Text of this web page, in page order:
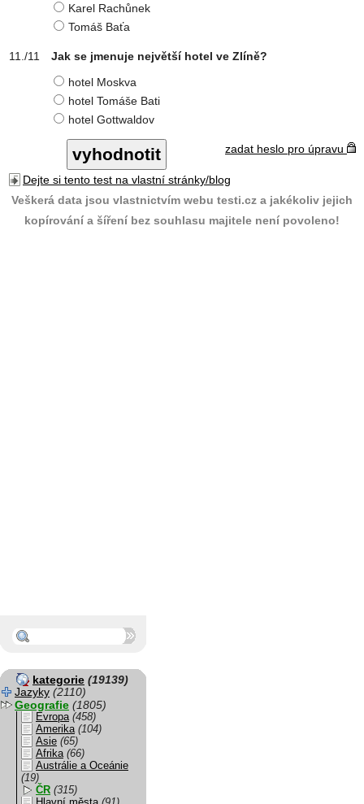
Karel Rachůnek
Tomáš Baťa
Jak se jmenuje největší hotel ve Zlíně?
hotel Moskva
hotel Tomáše Bati
hotel Gottwaldov
zadat heslo pro úpravu
Dejte si tento test na vlastní stránky/blog
Veškerá data jsou vlastnictvím webu testi.cz a jakékoliv jejich
kopírování a šíření bez souhlasu majitele není povoleno!
kategorie (19139)
Jazyky (2110)
Geografie (1805)
Evropa (458)
Amerika (104)
Asie (65)
Afrika (66)
Austrálie a Oceánie
(19)
ČR (315)